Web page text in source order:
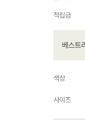
적립금
색상
사이즈